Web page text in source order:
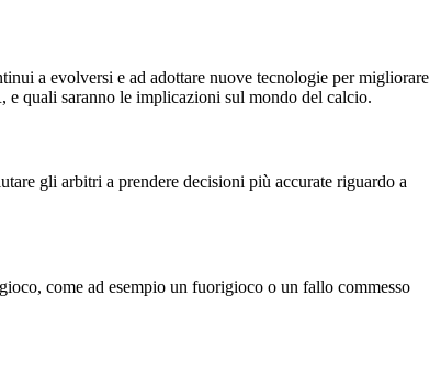
a evolversi e ad adottare nuove tecnologie per migliorare
e quali saranno le implicazioni sul mondo del calcio.
gli arbitri a prendere decisioni più accurate riguardo a
come ad esempio un fuorigioco o un fallo commesso